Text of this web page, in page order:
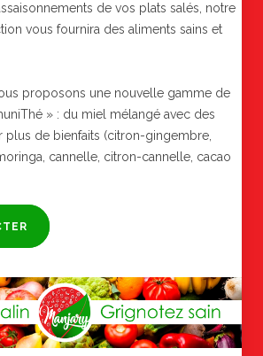
de vos plats salés, notre
vous fournira des aliments sains et
proposons une nouvelle gamme de
» : du miel mélangé avec des
plus de bienfaits (citron-gingembre,
cannelle, citron-cannelle, cacao